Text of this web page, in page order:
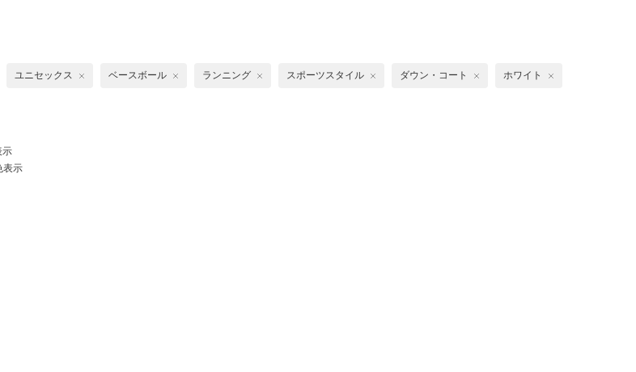
示
表示
ユニセックス ベースボール ランニング スポーツスタイル ダウン・コート ホワイト